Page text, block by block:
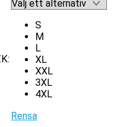
:
S
M
L
XL
XXL
3XL
4XL
Rensa